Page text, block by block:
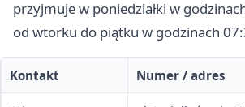
przyjmuje w poniedziałki w
od wtorku do piątku w godzinach
Kontakt Numer / adres